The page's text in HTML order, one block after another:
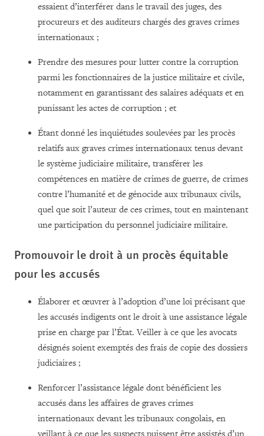
essaient d’interférer dans le travail des juges, des
procureurs et des auditeurs chargés des graves crimes
internationaux ;
Prendre des mesures pour lutter contre la corruption
parmi les fonctionnaires de la justice militaire et civile,
notamment en garantissant des salaires adéquats et en
punissant les actes de corruption ; et
Étant donné les inquiétudes soulevées par les procès
relatifs aux graves crimes internationaux tenus devant
le système judiciaire militaire, transférer les
compétences en matière de crimes de guerre, de crimes
contre l’humanité et de génocide aux tribunaux civils,
quel que soit l’auteur de ces crimes, tout en maintenant
une participation du personnel judiciaire militaire.
Promouvoir le droit à un procès équitable
pour les accusés
Élaborer et œuvrer à l’adoption d’une loi précisant que
les accusés indigents ont le droit à une assistance légale
prise en charge par l’État. Veiller à ce que les avocats
désignés soient exemptés des frais de copie des dossiers
judiciaires ;
Renforcer l’assistance légale dont bénéficient les
accusés dans les affaires de graves crimes
internationaux devant les tribunaux congolais, en